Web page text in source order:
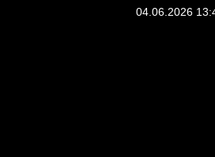
04.06.2026